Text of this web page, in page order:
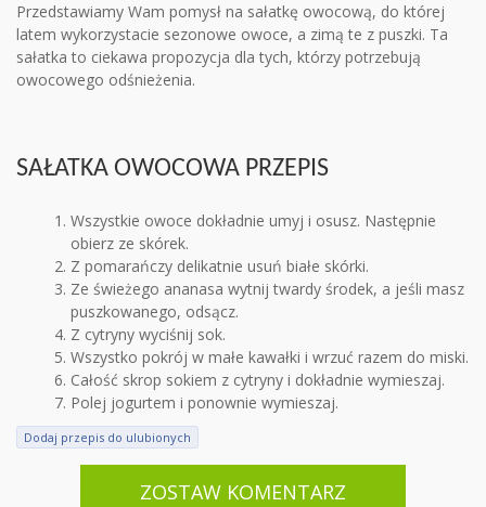
Przedstawiamy Wam pomysł na sałatkę owocową, do której
latem wykorzystacie sezonowe owoce, a zimą te z puszki. Ta
sałatka to ciekawa propozycja dla tych, którzy potrzebują
owocowego odśnieżenia.
SAŁATKA OWOCOWA PRZEPIS
Wszystkie owoce dokładnie umyj i osusz. Następnie
obierz ze skórek.
Z pomarańczy delikatnie usuń białe skórki.
Ze świeżego ananasa wytnij twardy środek, a jeśli masz
puszkowanego, odsącz.
Z cytryny wyciśnij sok.
Wszystko pokrój w małe kawałki i wrzuć razem do miski.
Całość skrop sokiem z cytryny i dokładnie wymieszaj.
Polej jogurtem i ponownie wymieszaj.
Dodaj przepis do ulubionych
ZOSTAW KOMENTARZ